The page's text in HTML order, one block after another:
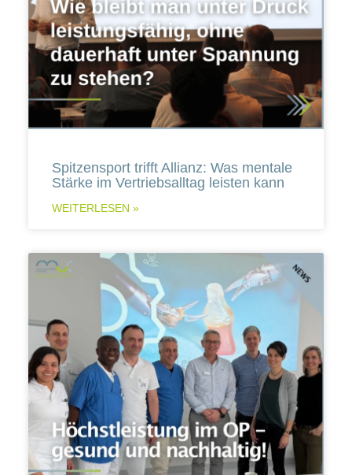
Spitzensport trifft Allianz: Was mentale
Stärke im Vertriebsalltag leisten kann
WEITERLESEN »